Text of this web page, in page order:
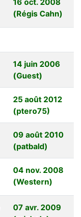
(Régis Cahn)
14 juin 2006
(Guest)
25 août 2012
(ptero75)
09 août 2010
(patbald)
04 nov. 2008
(Western)
07 avr. 2009